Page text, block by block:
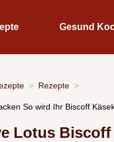
Gesund
Rezepte
So wird Ihr Biscoff
Lotus